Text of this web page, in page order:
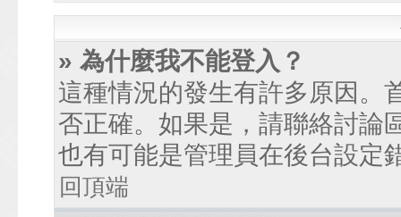
» 為什麼我不能登入？
這種情況的發生有許多原因。
否正確。如果是，請聯絡討論
也有可能是管理員在後台設定
回頂端